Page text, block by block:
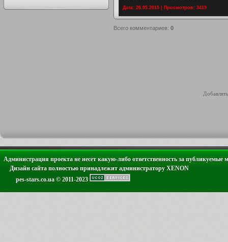
Дата: 26.05.2015 | Просмотров: 3419
Всего комментариев: 0
Администрация проекта не несет какую-либо ответственность за публикуемые
Дизайн сайта полностью принадлежит администратору XENON
pes-stars.co.ua © 2011-2023